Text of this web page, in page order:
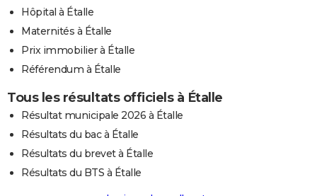
Hôpital à Étalle
Maternités à Étalle
Prix immobilier à Étalle
Référendum à Étalle
Tous les résultats officiels à Étalle
Résultat municipale 2026 à Étalle
Résultats du bac à Étalle
Résultats du brevet à Étalle
Résultats du BTS à Étalle